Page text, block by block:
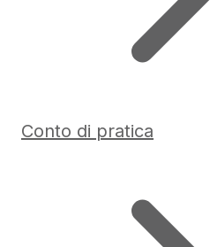
Conto di pratica